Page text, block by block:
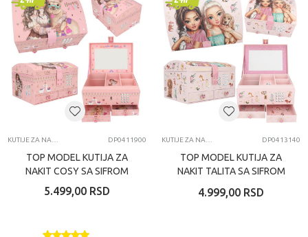
DP0411900
TOP MODEL KUTIJA ZA
NAKIT COSY SA SIFROM
5.499,00 RSD
DP0413140
TOP MODEL KUTIJA ZA
NAKIT TALITA SA SIFROM
4.999,00 RSD